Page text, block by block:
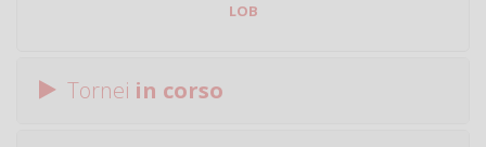
LOB
Tornei in corso